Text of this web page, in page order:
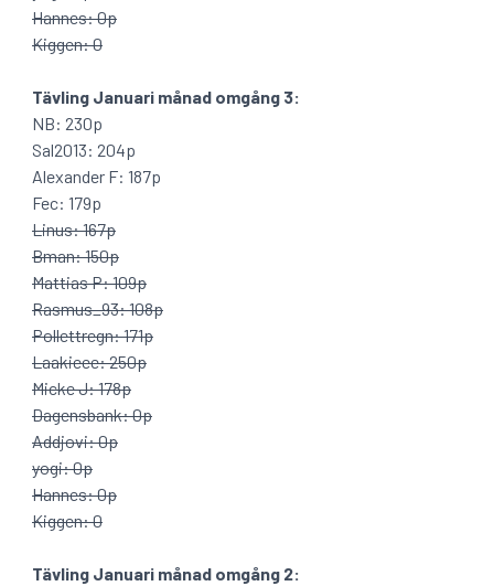
Hannes: 0p
Kiggen: 0
Tävling Januari månad omgång 3:
NB: 230p
Sal2013: 204p
Alexander F: 187p
Fec: 179p
Linus: 167p
Bman: 150p
Mattias P: 109p
Rasmus_93: 108p
Pollettregn: 171p
Laakieee: 250p
Micke J: 178p
Dagensbank: 0p
Addjovi: 0p
yogi: 0p
Hannes: 0p
Kiggen: 0
Tävling Januari månad omgång 2: